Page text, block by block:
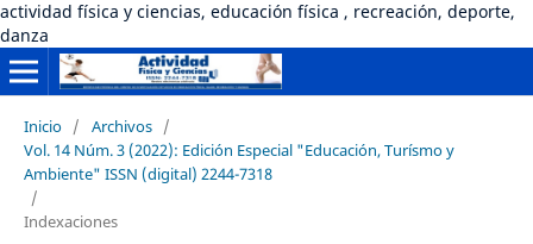
actividad física y ciencias, educación física , recreación, deporte,
danza
Inicio / Archivos /
Vol. 14 Núm. 3 (2022): Edición Especial "Educación, Turísmo y
Ambiente" ISSN (digital) 2244-7318
/
Indexaciones